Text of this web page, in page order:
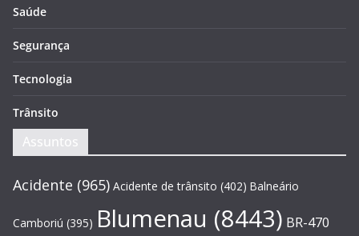
Saúde
Segurança
Tecnologia
Trânsito
Assuntos
Acidente (965) Acidente de trânsito (402) Balneário
Camboriú (395) Blumenau (8443) BR-470